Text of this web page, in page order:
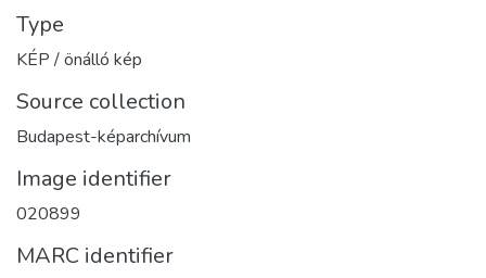
Type
KÉP / önálló kép
Source collection
Budapest-képarchívum
Image identifier
020899
MARC identifier